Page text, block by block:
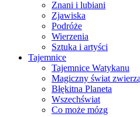
Znani i lubiani
Zjawiska
Podróże
Wierzenia
Sztuka i artyści
Tajemnice
Tajemnice Watykanu
Magiczny świat
Błękitna Planeta
Wszechświat
Co może mózg